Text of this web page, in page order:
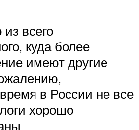
всего
куда более
имеют другие
в России не все
хорошо